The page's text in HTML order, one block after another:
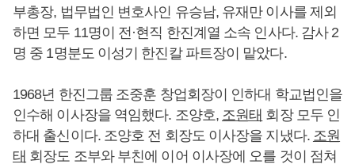
부총장, 법무법인 변호사인 유승남, 유재만 이사를 제외
하면 모두 11명이 전·현직 한진계열 소속 인사다. 감사 2
명 중 1명분도 이성기 한진칼 파트장이 맡았다.
1968년 한진그룹 조중훈 창업회장이 인하대 학교법인을
인수해 이사장을 역임했다. 조양호, 조원태 회장 모두 인
하대 출신이다. 조양호 전 회장도 이사장을 지냈다. 조원
태 회장도 조부와 부친에 이어 이사장에 오를 것이 점쳐